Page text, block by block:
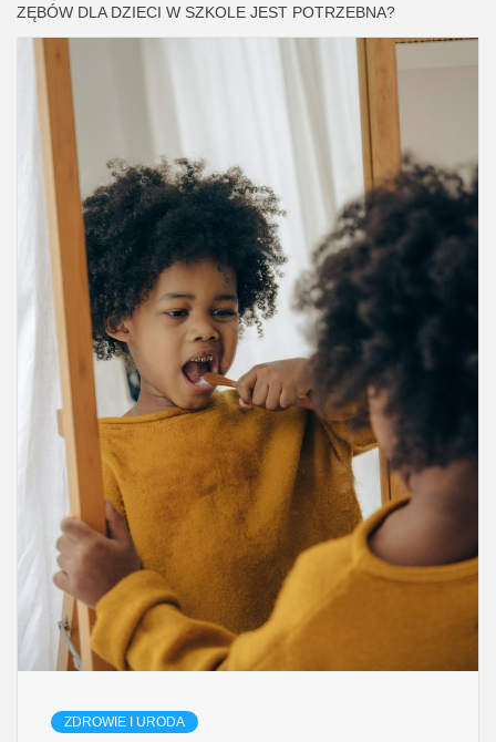
ZĘBÓW DLA DZIECI W SZKOLE JEST POTRZEBNA?
ZDROWIE I URODA